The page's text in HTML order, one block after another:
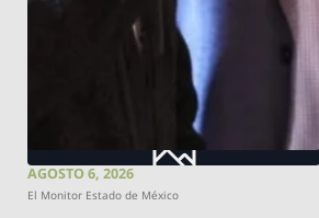
AGOSTO 6, 2026
El Monitor Estado de México